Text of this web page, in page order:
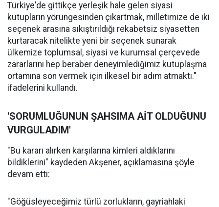
Türkiye'de gittikçe yerleşik hale gelen siyasi
kutupların yörüngesinden çıkartmak, milletimize de iki
seçenek arasına sıkıştırıldığı rekabetsiz siyasetten
kurtaracak nitelikte yeni bir seçenek sunarak
ülkemize toplumsal, siyasi ve kurumsal çerçevede
zararlarını hep beraber deneyimlediğimiz kutuplaşma
ortamına son vermek için ilkesel bir adım atmaktı."
ifadelerini kullandı.
'SORUMLUĞUNUN ŞAHSIMA AİT OLDUĞUNU
VURGULADIM'
"Bu kararı alırken karşılarına kimleri aldıklarını
bildiklerini" kaydeden Akşener, açıklamasına şöyle
devam etti:
"Göğüsleyeceğimiz türlü zorlukların, gayriahlaki